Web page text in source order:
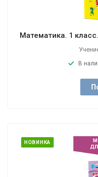
Математика. 1
В
НОВИНКА